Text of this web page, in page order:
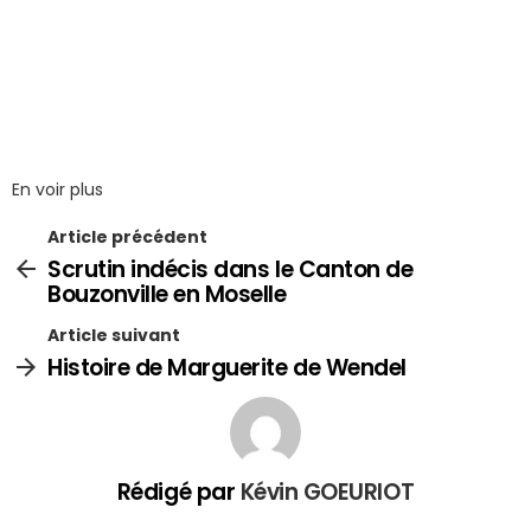
En voir plus
Article précédent
Scrutin indécis dans le Canton de
Bouzonville en Moselle
Article suivant
Histoire de Marguerite de Wendel
Rédigé par Kévin GOEURIOT